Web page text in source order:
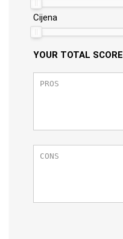
Cijena
YOUR TOTAL SCORE